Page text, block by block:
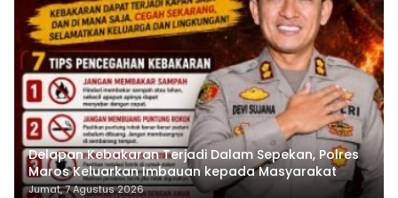
Delapan Kebakaran Terjadi Dalam Sepekan, Polres
Maros Keluarkan Imbauan kepada Masyarakat
Jumat, 7 Agustus 2026